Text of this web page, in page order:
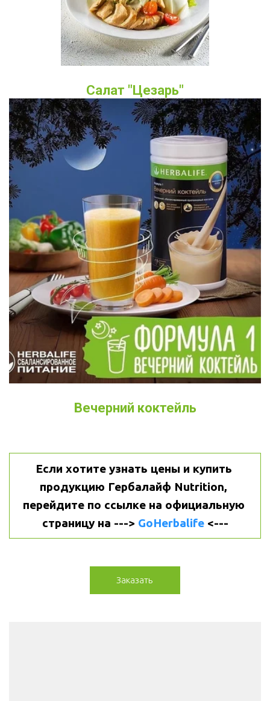
Салат "Цезарь"
Вечерний коктейль
Если хотите узнать цены и купить
продукцию Гербалайф Nutrition,
перейдите по ссылке на официальную
страницу на ---> GoHerbalife <---
Заказать